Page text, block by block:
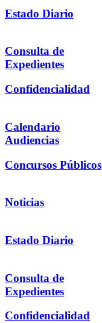
Estado Diario
Consulta de
Expedientes
Confidencialidad
Calendario
Audiencias
Concursos Públicos
Noticias
Estado Diario
Consulta de
Expedientes
Confidencialidad